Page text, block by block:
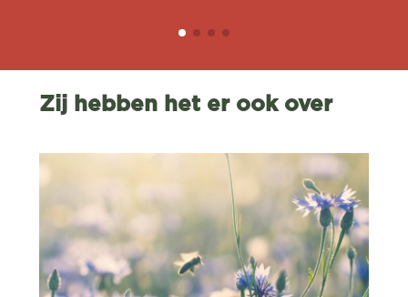
Zij hebben het er ook over